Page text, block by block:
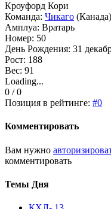
Кроуфорд Кори
Команда: Чикаго (Канада)
Амплуа: Вратарь
Номер: 50
День Рождения: 31
Рост: 188
Вес: 91
Loading...
0 / 0
Позиция в рейтинге: #0
Комментировать
Вам нужно
комментировать
Темы Дня